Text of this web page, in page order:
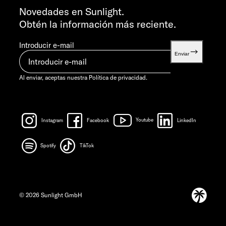
info@sunlight.de
Novedades en Sunlight.
Obtén la información más reciente.
Introducir e-mail
Enviar
Al enviar, aceptas nuestra Política de privacidad.
Instagram Facebook Youtube LinkedIn
Spotify TikTok
© 2026 Sunlight GmbH